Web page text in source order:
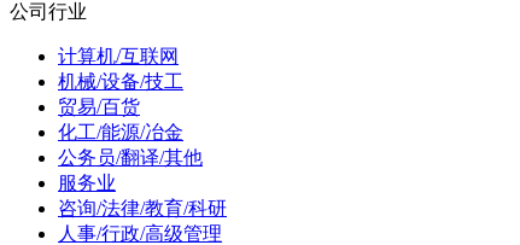
公司行业
计算机/互联网
机械/设备/技工
贸易/百货
化工/能源/冶金
公务员/翻译/其他
服务业
咨询/法律/教育/科研
人事/行政/高级管理